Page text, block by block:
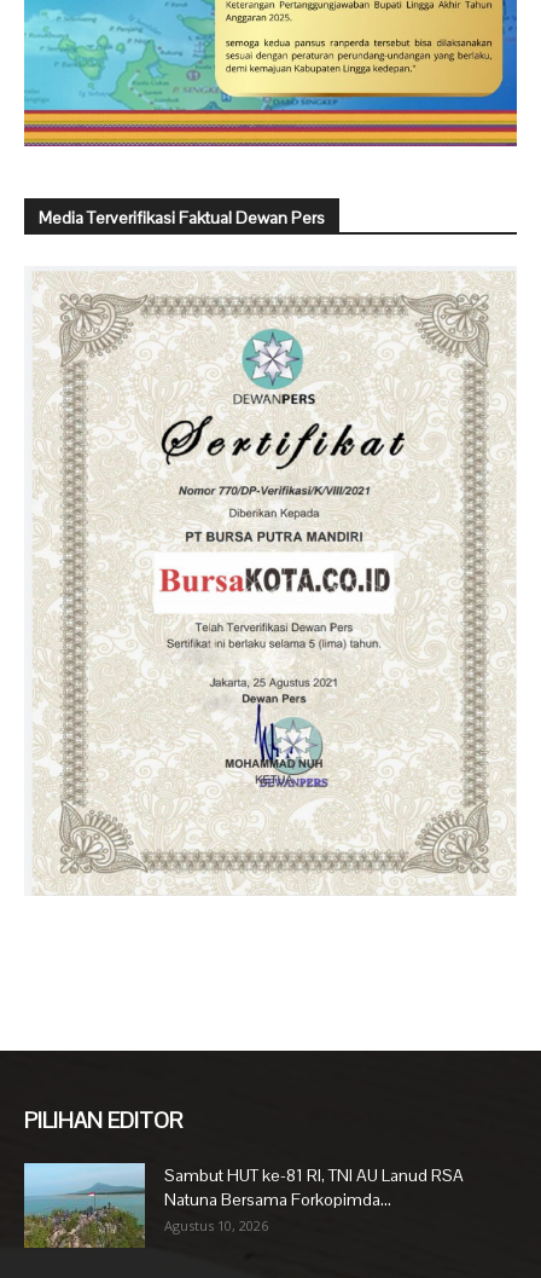
Media Terverifikasi Faktual Dewan Pers
PILIHAN EDITOR
Sambut HUT ke-81 RI, TNI AU Lanud RSA
Natuna Bersama Forkopimda...
Agustus 10, 2026